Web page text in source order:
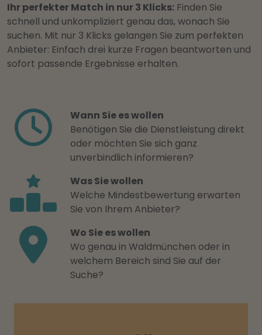
Ihr perfekter Match in nur 3 Klicks: Finden Sie
schnell und unkompliziert genau das, wonach Sie
suchen. Mit nur 3 Klicks gelangen Sie zum perfekten
Anbieter: Einfach drei kurze Fragen beantworten und
sofort passende Ergebnisse erhalten.
Wann Sie es wollen
Benötigen Sie die Dienstleistung direkt
oder möchten Sie sich ganz
unverbindlich informieren?
Was Sie wollen
Welche Mindestbewertung erwarten
Sie von Ihrem Anbieter?
Wo Sie es wollen
Wo genau in Waldmünchen oder in
welchem Bereich sind Sie auf der
Suche?